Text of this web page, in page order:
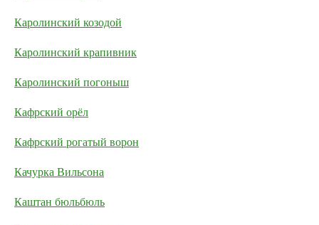
Каролинский козодой
Каролинский крапивник
Каролинский погоныш
Кафрский орёл
Кафрский рогатый ворон
Качурка Вильсона
Каштан бюльбюль